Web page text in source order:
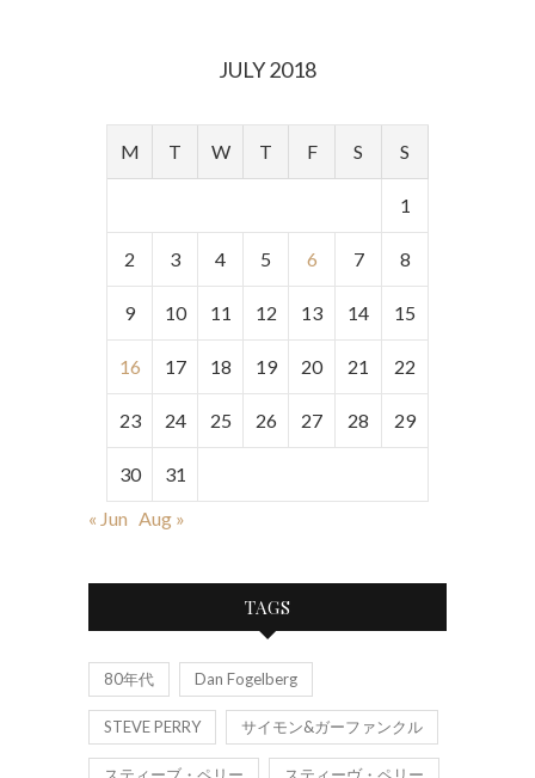
JULY 2018
M T W T F S S
1
2 3 4 5 6 7 8
9 10 11 12 13 14 15
16 17 18 19 20 21 22
23 24 25 26 27 28 29
30
31
« Jun Aug »
TAGS
80年代 Dan Fogelberg
STEVE PERRY サイモン&ガーファンクル